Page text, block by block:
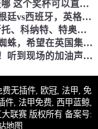
【体育世界】伦德博格娇媚女友：天哪 这个奖杯可以直接放进我们
[精彩剪辑]街头采访！世界杯决赛阿根廷vs西班牙，英格兰球迷
【足球】队报英法战球员评分：古斯托、科纳特、特奥、杜埃、谢尔
[推荐]世体：巴萨并没有放弃引进小蜘蛛，希望在英国集训期间完
[值得一看]杨瀚森：今天打得还可以！听到现场的加油声了！感谢
无插件, 欧冠, 法甲, 免
件, 法甲免费, 西甲蓝鲸,
联赛 版权所有 备案号:
地图